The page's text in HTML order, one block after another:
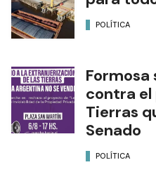
POLÍTICA
Formosa
contra
Tierras
Senado
POLÍTICA